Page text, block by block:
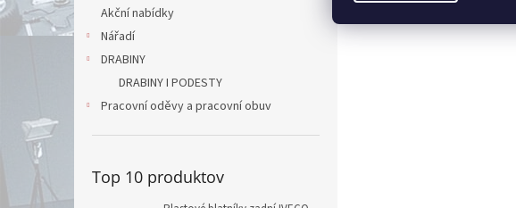
Akční nabídky
Nářadí
DRABINY
DRABINY I PODESTY
Pracovní oděvy a pracovní obuv
Top 10 produktov